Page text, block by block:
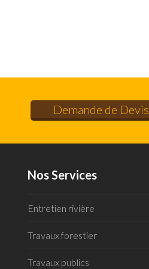
Demande de Devis
Nos Services
Entretien rivière
Travaux forestier
Travaux publics